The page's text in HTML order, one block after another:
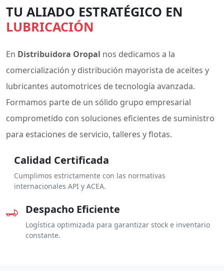
TU ALIADO ESTRATÉGICO EN
LUBRICACIÓN
En Distribuidora Oropal nos dedicamos a la
comercialización y distribución mayorista de aceites y
lubricantes automotrices de tecnología avanzada.
Formamos parte de un sólido grupo empresarial
comprometido con soluciones eficientes de suministro
para estaciones de servicio, talleres y flotas.
Calidad Certificada
Cumplimos estrictamente con las normativas
internacionales API y ACEA.
Despacho Eficiente
Logística optimizada para garantizar stock e inventario
constante.